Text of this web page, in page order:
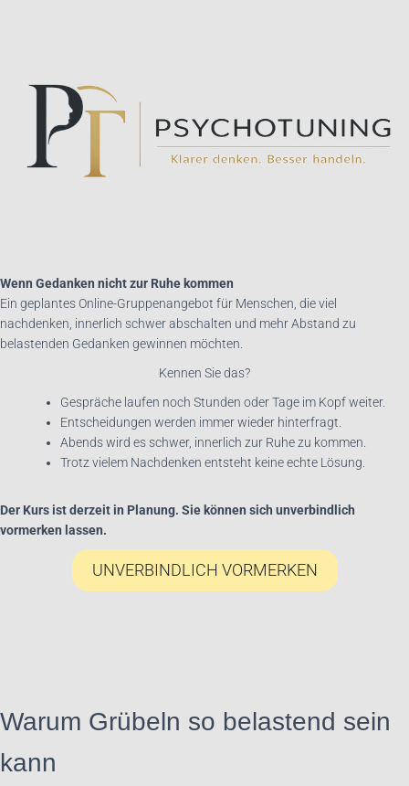
Wenn Gedanken nicht zur Ruhe kommen
Ein geplantes Online-Gruppenangebot für Menschen, die viel
nachdenken, innerlich schwer abschalten und mehr Abstand zu
belastenden Gedanken gewinnen möchten.
Kennen Sie das?
Gespräche laufen noch Stunden oder Tage im Kopf weiter.
Entscheidungen werden immer wieder hinterfragt.
Abends wird es schwer, innerlich zur Ruhe zu kommen.
Trotz vielem Nachdenken entsteht keine echte Lösung.
Der Kurs ist derzeit in Planung. Sie können sich unverbindlich
vormerken lassen.
UNVERBINDLICH VORMERKEN
Warum Grübeln so belastend sein
kann